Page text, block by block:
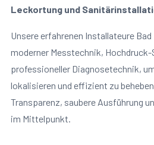
Leckortung und
Unsere erfahrenen Installateure
moderner Messtechnik,
professioneller Diagnosetechnik,
lokalisieren und effizient zu
Transparenz, saubere Ausführung
im Mittelpunkt.